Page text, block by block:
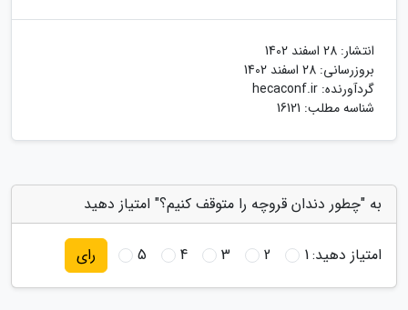
انتشار: 28 اسفند 1402
بروزرسانی: 28 اسفند 1402
گردآورنده: hecaconf.ir
شناسه مطلب: 16121
به "چطور دندان قروچه را متوقف کنیم؟" امتیاز دهید
امتیاز دهید:1
2
3
4
5 رای